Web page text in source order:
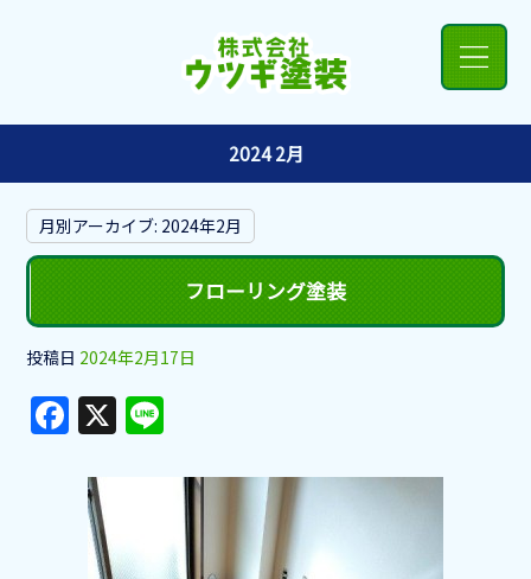
2024 2月
月別アーカイブ: 2024年2月
フローリング塗装
投稿日 2024年2月17日
F
a
c
e
X
e